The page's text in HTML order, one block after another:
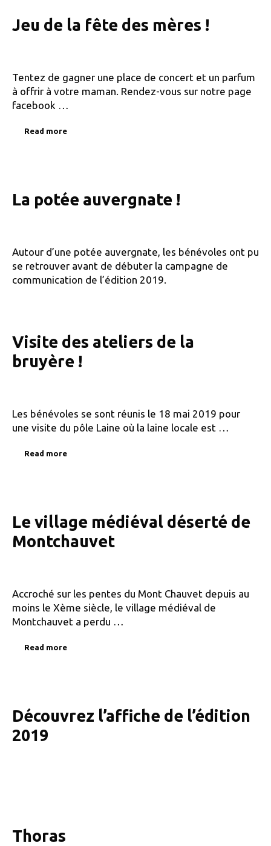
Jeu de la fête des mères !
Tentez de gagner une place de concert et un parfum
à offrir à votre maman. Rendez-vous sur notre page
facebook …
Read more
La potée auvergnate !
Autour d’une potée auvergnate, les bénévoles ont pu
se retrouver avant de débuter la campagne de
communication de l’édition 2019.
Visite des ateliers de la
bruyère !
Les bénévoles se sont réunis le 18 mai 2019 pour
une visite du pôle Laine où la laine locale est …
Read more
Le village médiéval déserté de
Montchauvet
Accroché sur les pentes du Mont Chauvet depuis au
moins le Xème siècle, le village médiéval de
Montchauvet a perdu …
Read more
Découvrez l’affiche de l’édition
2019
Thoras